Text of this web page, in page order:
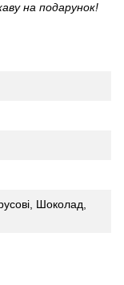
на подарунок!
Шоколад,